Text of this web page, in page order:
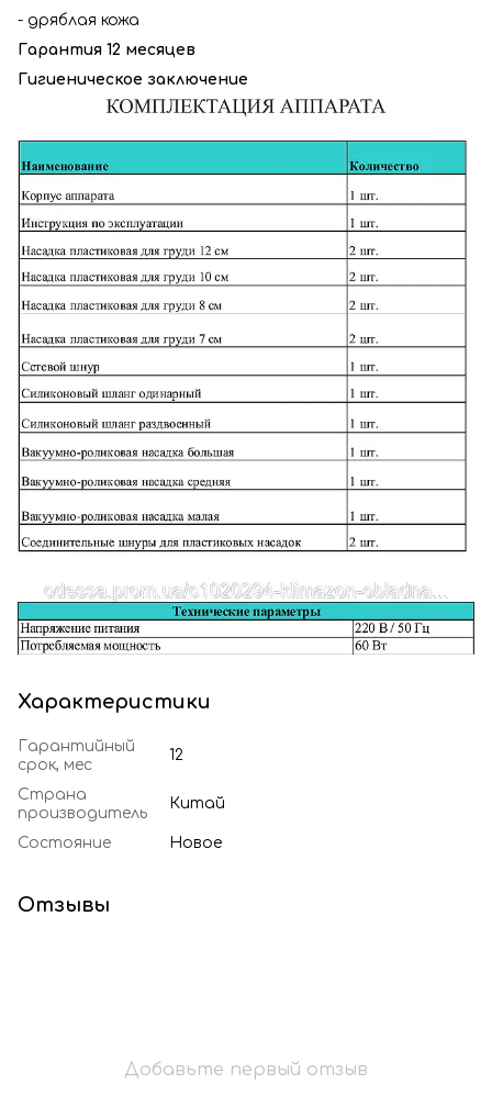
- дряблая кожа
Гарантия 12 месяцев
Гигиеническое заключение
Характеристики
Гарантийный
срок, мес
12
Страна
производитель
Китай
Состояние Новое
Отзывы
Добавьте первый отзыв